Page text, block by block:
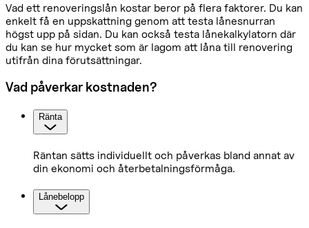
Vad ett renoveringslån kostar beror på flera faktorer. Du kan
enkelt få en uppskattning genom att testa lånesnurran
högst upp på sidan. Du kan också testa lånekalkylatorn där
du kan se hur mycket som är lagom att låna till renovering
utifrån dina förutsättningar.
Vad påverkar kostnaden?
Ränta
Räntan sätts individuellt och påverkas bland annat av
din ekonomi och återbetalningsförmåga.
Lånebelopp